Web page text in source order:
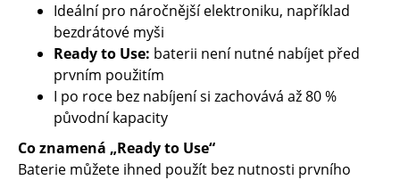
Ideální pro náročnější elektroniku, například
bezdrátové myši
Ready to Use: baterii není nutné nabíjet před
prvním použitím
I po roce bez nabíjení si zachovává až 80 %
původní kapacity
Co znamená „Ready to Use“
Baterie můžete ihned použít bez nutnosti prvního